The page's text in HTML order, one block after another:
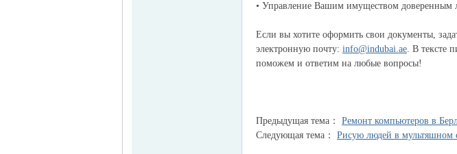
• Управление Вашим имуществом доверенным
Если вы хотите оформить свои документы,
электронную почту: info@indubai.ae. В тексте
поможем и ответим на любые вопросы!
Предыдущая тема： Ремонт компьютеров в
Следующая тема： Рисую людей в мультяшном